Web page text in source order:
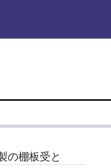
の棚板受と